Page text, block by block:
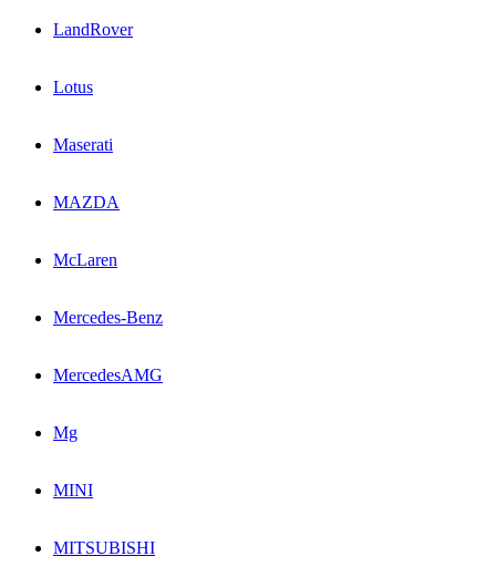
LandRover
Lotus
Maserati
MAZDA
McLaren
Mercedes-Benz
MercedesAMG
Mg
MINI
MITSUBISHI